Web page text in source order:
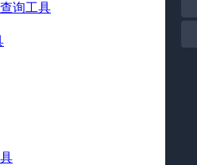
询工具